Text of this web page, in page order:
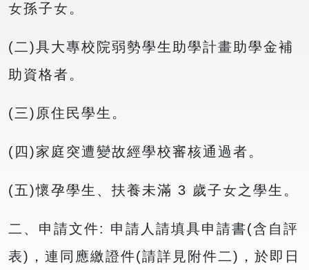
女孫子女。
(二)具大專校院弱勢學生助學計畫助學金補
助資格者。
(三)原住民學生。
(四)家庭突遭變故經學校審核通過者。
(五)懷孕學生、扶養未滿 3 歲子女之學生。
二、申請文件: 申請人請填具申請書(含自評
表)，連同應繳證件(請詳見附件二)，於即日